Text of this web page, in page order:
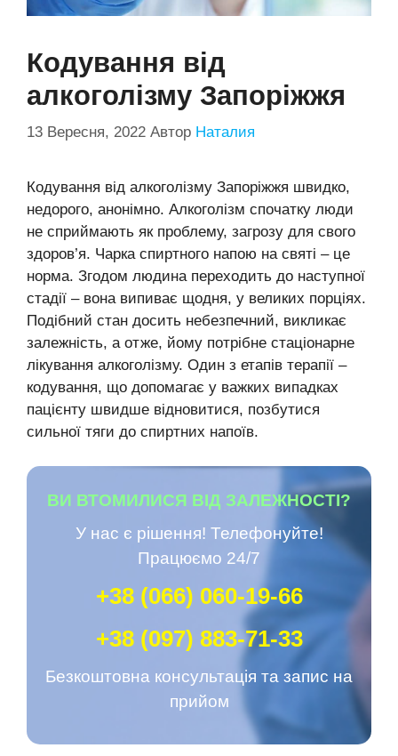
Кодування від
алкоголізму Запоріжжя
13 Вересня, 2022 Автор Наталия
Кодування від алкоголізму Запоріжжя швидко,
недорого, анонімно. Алкоголізм спочатку люди
не сприймають як проблему, загрозу для свого
здоров’я. Чарка спиртного напою на святі – це
норма. Згодом людина переходить до наступної
стадії – вона випиває щодня, у великих порціях.
Подібний стан досить небезпечний, викликає
залежність, а отже, йому потрібне стаціонарне
лікування алкоголізму. Один з етапів терапії –
кодування, що допомагає у важких випадках
пацієнту швидше відновитися, позбутися
сильної тяги до спиртних напоїв.
ВИ ВТОМИЛИСЯ ВІД ЗАЛЕЖНОСТІ?
У нас є рішення! Телефонуйте!
Працюємо 24/7
+38 (066) 060-19-66
+38 (097) 883-71-33
Безкоштовна консультація та запис на
прийом